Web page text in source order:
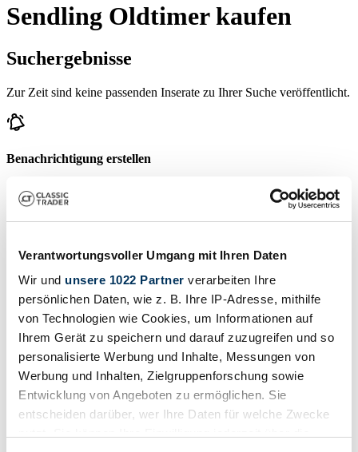
Verantwortungsvoller Umgang mit Ihren Daten
Wir und unsere 1022 Partner verarbeiten Ihre
persönlichen Daten, wie z. B. Ihre IP-Adresse, mithilfe
von Technologien wie Cookies, um Informationen auf
Ihrem Gerät zu speichern und darauf zuzugreifen und so
personalisierte Werbung und Inhalte, Messungen von
Werbung und Inhalten, Zielgruppenforschung sowie
Entwicklung von Angeboten zu ermöglichen. Sie
entscheiden darüber, wer Ihre Daten für welche Zwecke
Sendling Oldtimer kaufen
Suchergebnisse
Zur Zeit sind keine passenden Inserate zu Ihrer Suche veröffentlicht.
Benachrichtigung erstellen
Lassen Sie sich benachrichtigen, sobald ein Inserat veröffentlicht
wird, das Ihren Suchkriterien entspricht.
Fahrzeug inserieren
Sie haben einen Sendling, den Sie verkaufen wollen? Dann erstellen
Sie jetzt ein Inserat.
Fahrzeug inserieren
Bald endende Auktionen
Alle Auktionen ansehen
Auktion